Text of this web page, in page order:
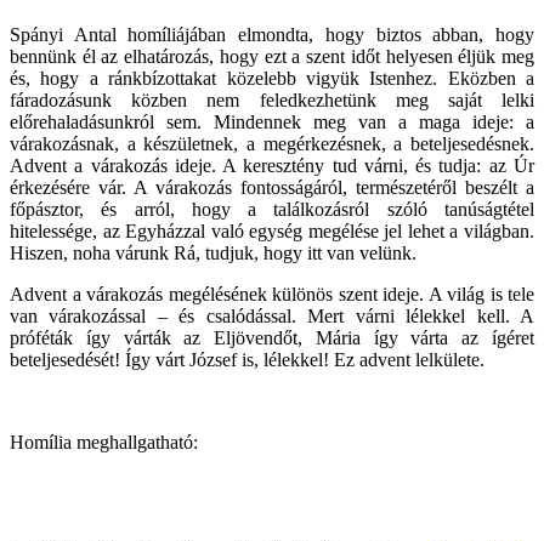
Spányi Antal homíliájában elmondta, hogy biztos abban, hogy
bennünk él az elhatározás, hogy ezt a szent időt helyesen éljük meg
és, hogy a ránkbízottakat közelebb vigyük Istenhez. Eközben a
fáradozásunk közben nem feledkezhetünk meg saját lelki
előrehaladásunkról sem. Mindennek meg van a maga ideje: a
várakozásnak, a készületnek, a megérkezésnek, a beteljesedésnek.
Advent a várakozás ideje. A keresztény tud várni, és tudja: az Úr
érkezésére vár. A várakozás fontosságáról, természetéről beszélt a
főpásztor, és arról, hogy a találkozásról szóló tanúságtétel
hitelessége, az Egyházzal való egység megélése jel lehet a világban.
Hiszen, noha várunk Rá, tudjuk, hogy itt van velünk.
Advent a várakozás megélésének különös szent ideje. A világ is tele
van várakozással – és csalódással. Mert várni lélekkel kell. A
próféták így várták az Eljövendőt, Mária így várta az ígéret
beteljesedését! Így várt József is, lélekkel! Ez advent lelkülete.
Homília meghallgatható: